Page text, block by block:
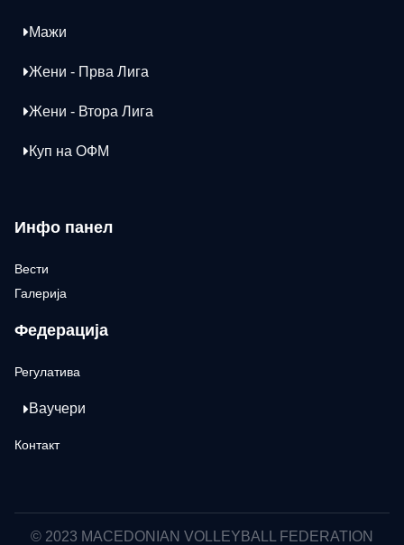
Мажи
Жени - Прва Лига
Жени - Втора Лига
Куп на ОФМ
Инфо панел
Вести
Галерија
Федерација
Регулатива
Ваучери
Контакт
© 2023 MACEDONIAN VOLLEYBALL FEDERATION